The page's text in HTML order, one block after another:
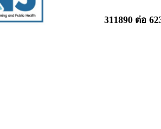
311890 ต่อ